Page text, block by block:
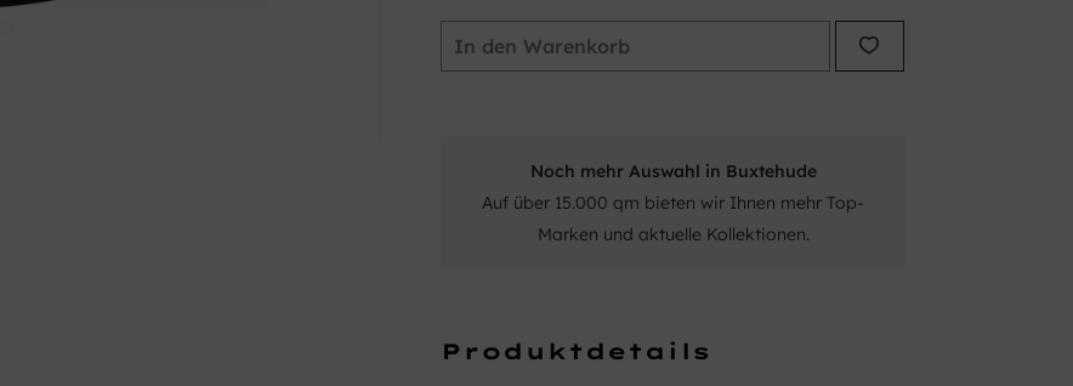
In den Warenkorb
Noch mehr Auswahl in Buxtehude
Auf über 15.000 qm bieten wir Ihnen mehr Top-
Marken und aktuelle Kollektionen.
Produktdetails